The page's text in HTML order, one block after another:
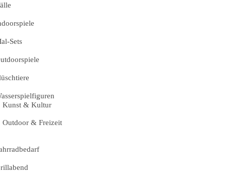
Sets
Kunst & Kultur
Outdoor & Freizeit